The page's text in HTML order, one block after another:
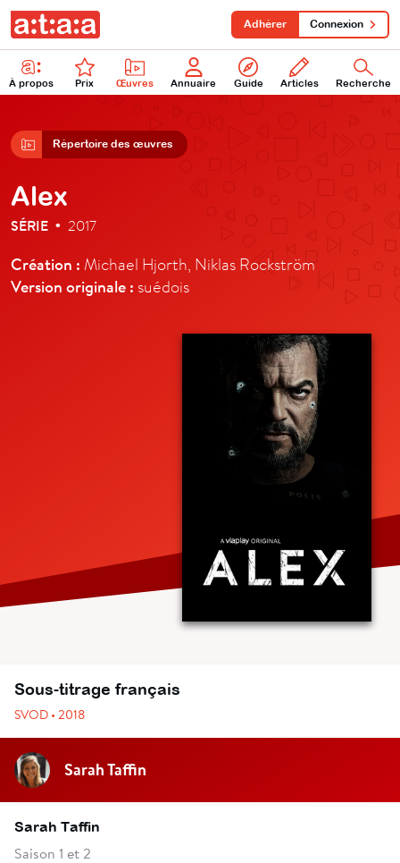
À propos Prix Œuvres Annuaire Guide Articles Recherche
Adhérer Connexion
Répertoire des œuvres
Alex
SÉRIE • 2017
Création : Michael Hjorth, Niklas Rockström
Version originale : suédois
Sous-titrage français
SVOD • 2018
Sarah Taffin
Sarah Taffin
Saison 1 et 2